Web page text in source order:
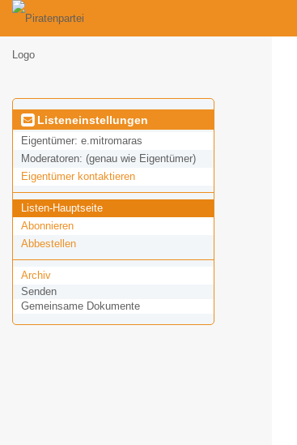
Listeneinstellungen
Eigentümer: e.mitromaras
Moderatoren: (genau wie Eigentümer)
Eigentümer kontaktieren
Listen-Hauptseite
Abonnieren
Abbestellen
Archiv
Senden
Gemeinsame Dokumente